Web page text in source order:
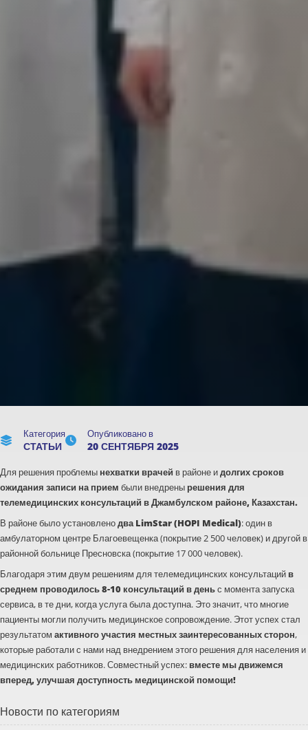
Категория
СТАТЬИ
Опубликовано в
20 СЕНТЯБРЯ 2025
Для решения проблемы нехватки врачей в районе идолгих сроков
ожидания записи на прием были внедрены решения для
телемедицинских консультаций в Джамбулском районе, Казахстан.
В районе было установленодва LimStar (HOPI Medical): один в
амбулаторном центре Благоевещенка (покрытие 2 500 человек) и другой в
районной больнице Пресновска (покрытие 17 000 человек).
Благодаря этим двум решениям для телемедицинских консультаций в
среднем проводилось 8-10 консультаций в деньс момента запуска
сервиса, в те дни, когда услуга была доступна. Это значит, что многие
пациенты могли получить медицинское сопровождение. Этот успех стал
результатом активного участия местных заинтересованных сторон,
которые работали с нами над внедрением этого решения для населения и
медицинских работников. Совместный успех: вместе мы движемся
вперед, улучшая доступность медицинской помощи!
Новости по категориям